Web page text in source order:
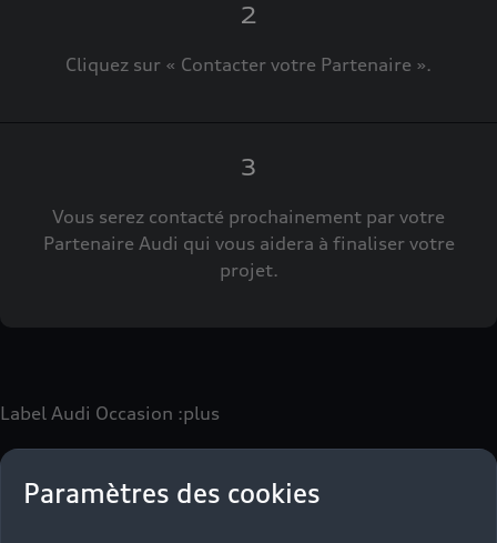
2
Cliquez sur « Contacter votre Partenaire ».
3
Vous serez contacté prochainement par votre
Partenaire Audi qui vous aidera à finaliser votre
projet.
Label Audi Occasion :plus
Le label Audi Occasion:plusvous permet d’acquérir un
Paramètres des cookies